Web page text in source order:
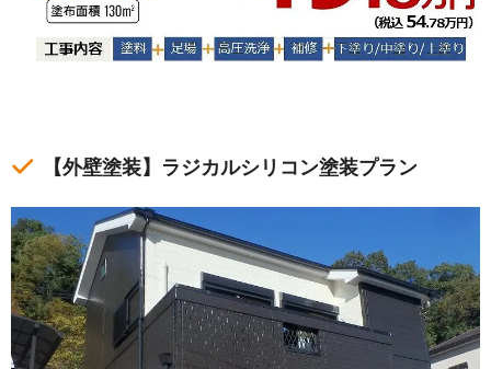
【外壁塗装】ラジカルシリコン塗装プラン